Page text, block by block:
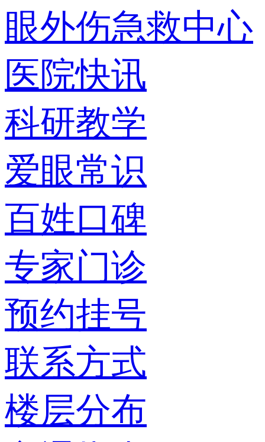
眼外伤急救中心
医院快讯
科研教学
爱眼常识
百姓口碑
专家门诊
预约挂号
联系方式
楼层分布